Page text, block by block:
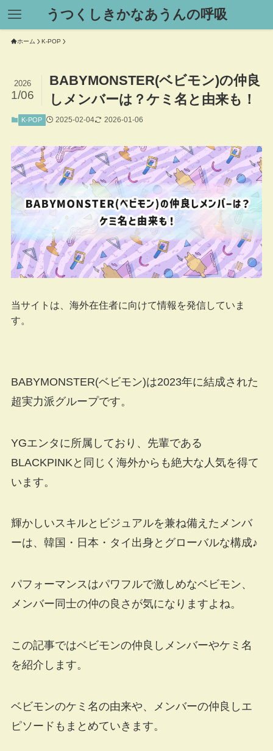
うつくしきかなあうんの呼吸
ホーム K-POP
BABYMONSTER(ベビモン)の仲良
しメンバーは？ケミ名と由来も！
2026
1/06
K-POP 2025-02-04 2026-01-06
当サイトは、海外在住者に向けて情報を発信していま
す。
BABYMONSTER(ベビモン)は2023年に結成された
超実力派グループです。
YGエンタに所属しており、先輩である
BLACKPINKと同じく海外からも絶大な人気を得て
います。
輝かしいスキルとビジュアルを兼ね備えたメンバ
ーは、韓国・日本・タイ出身とグローバルな構成♪
パフォーマンスはパワフルで激しめなベビモン、
メンバー同士の仲の良さが気になりますよね。
この記事ではベビモンの仲良しメンバーやケミ名
を紹介します。
ベビモンのケミ名の由来や、メンバーの仲良しエ
ピソードもまとめていきます。